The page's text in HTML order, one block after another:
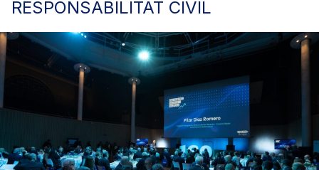
RESPONSABILITAT CIVIL